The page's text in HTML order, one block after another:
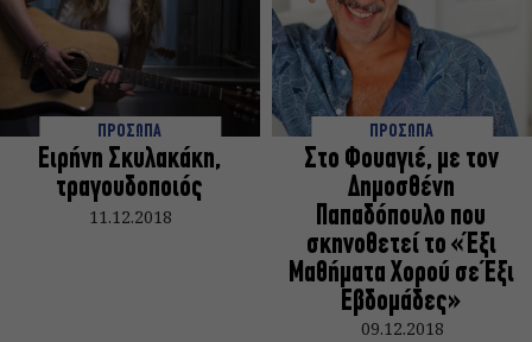
ΠΡΟΣΩΠΑ
Ειρήνη Σκυλακάκη,
τραγουδοποιός
11.12.2018
ΠΡΟΣΩΠΑ
Στο Φουαγιέ, με τον
Δημοσθένη
Παπαδόπουλο που
σκηνοθετεί το «Έξι
Μαθήματα Χορού σε Έξι
Εβδομάδες»
09.12.2018